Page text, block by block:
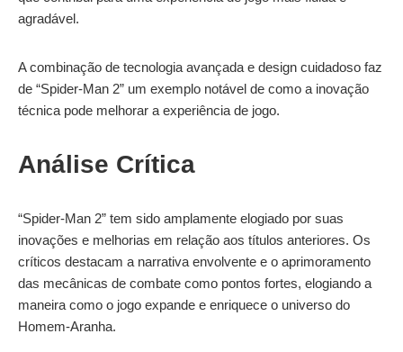
agradável.
A combinação de tecnologia avançada e design cuidadoso faz
de “Spider-Man 2” um exemplo notável de como a inovação
técnica pode melhorar a experiência de jogo.
Análise Crítica
“Spider-Man 2” tem sido amplamente elogiado por suas
inovações e melhorias em relação aos títulos anteriores. Os
críticos destacam a narrativa envolvente e o aprimoramento
das mecânicas de combate como pontos fortes, elogiando a
maneira como o jogo expande e enriquece o universo do
Homem-Aranha.